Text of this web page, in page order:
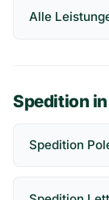
Alle
Spedition
Spedition